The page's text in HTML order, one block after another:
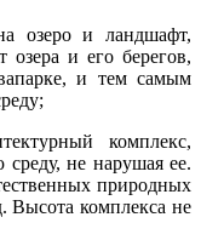
озеро и ландшафт,
озера и его берегов,
и тем самым
комплекс,
не нарушая ее.
природных
Высота комплекса не